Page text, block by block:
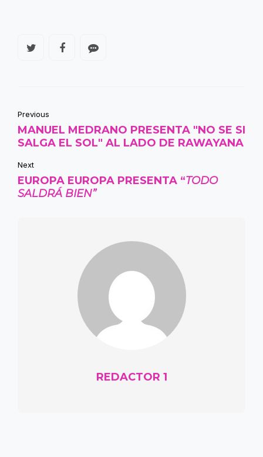
Previous
MANUEL MEDRANO PRESENTA "NO SE SI
SALGA EL SOL" AL LADO DE RAWAYANA
Next
EUROPA EUROPA PRESENTA “TODO
SALDRÁ BIEN”
REDACTOR 1